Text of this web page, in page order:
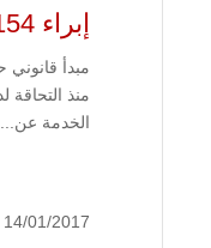
إبراء h2016.1154
الخدمة عن...
14/01/2017